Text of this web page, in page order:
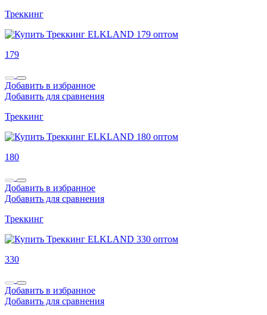
Треккинг
179
Добавить в избранное
Добавить для сравнения
Треккинг
180
Добавить в избранное
Добавить для сравнения
Треккинг
330
Добавить в избранное
Добавить для сравнения